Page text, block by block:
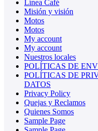
Línea Café
Misión y visión
Motos
Motos
My account
My account
Nuestros locales
POLÍTICAS DE
POLÍTICAS DE
DATOS
Privacy Policy
Quejas y Reclamos
Quienes Somos
Sample Page